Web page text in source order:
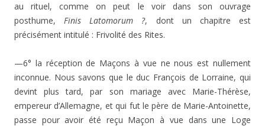
au rituel, comme on peut le voir dans son ouvrage
posthume,Finis Latomorum ?, dont un chapitre est
précisément intitulé : Frivolité des Rites.
—6° la réception de Maçons à vue ne nous est nullement
inconnue. Nous savons que le duc François de Lorraine, qui
devint plus tard, par son mariage avec Marie-Thérèse,
empereur d’Allemagne, et qui fut le père de Marie-Antoinette,
passe pour avoir été reçu Maçon à vue dans une Loge